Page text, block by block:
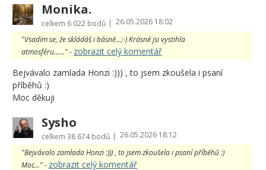
Monika.
celkem 6 022 bodů | 26.05.2026 18:02
"Vsadím se, že skládáš i básně...;-) Krásně jsi vystihla
atmosféru......" - zobrazit celý komentář
Bejvávalo zamlada Honzi :))) , to jsem zkoušela i psaní
příběhů :)
Moc děkuji
Sysho
celkem 38 674 bodů | 26.05.2026 18:12
"Bejvávalo zamlada Honzi :))) , to jsem zkoušela i psaní příběhů :)
Moc..." - zobrazit celý komentář